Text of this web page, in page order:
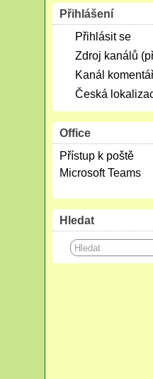
Přihlášení
Přihlásit se
Zdroj kanálů
Kanál
Česká
Office
Přístup k poště
Microsoft Teams
Hledat